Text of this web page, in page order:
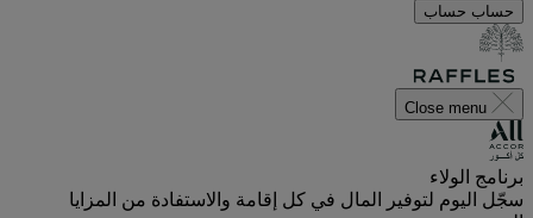
حساب حساب
Close menu
برنامج الولاء
سجّل اليوم لتوفير المال في كل إقامة والاستفادة من المزايا